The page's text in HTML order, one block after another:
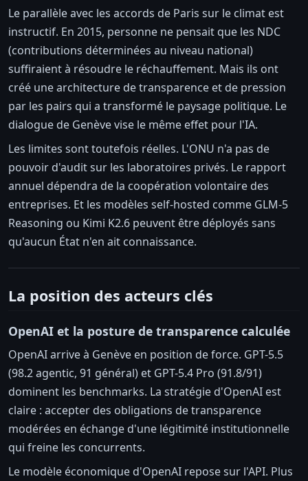
Le parallèle avec les accords de Paris sur le climat est
instructif. En 2015, personne ne pensait que les NDC
(contributions déterminées au niveau national)
suffiraient à résoudre le réchauffement. Mais ils ont
créé une architecture de transparence et de pression
par les pairs qui a transformé le paysage politique. Le
dialogue de Genève vise le même effet pour l'IA.
Les limites sont toutefois réelles. L'ONU n'a pas de
pouvoir d'audit sur les laboratoires privés. Le rapport
annuel dépendra de la coopération volontaire des
entreprises. Et les modèles self-hosted comme GLM-5
Reasoning ou Kimi K2.6 peuvent être déployés sans
qu'aucun État n'en ait connaissance.
La position des acteurs clés
OpenAI et la posture de transparence calculée
OpenAI arrive à Genève en position de force. GPT-5.5
(98.2 agentic, 91 général) et GPT-5.4 Pro (91.8/91)
dominent les benchmarks. La stratégie d'OpenAI est
claire : accepter des obligations de transparence
modérées en échange d'une légitimité institutionnelle
qui freine les concurrents.
Le modèle économique d'OpenAI repose sur l'API. Plus